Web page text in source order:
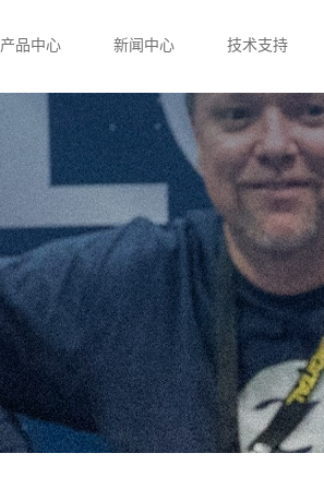
产品中心 新闻中心 技术支持